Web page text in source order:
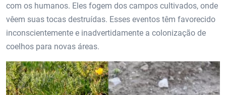
com os humanos. Eles fogem dos campos cultivados, onde
vêem suas tocas destruídas. Esses eventos têm favorecido
inconscientemente e inadvertidamente a colonização de
coelhos para novas áreas.